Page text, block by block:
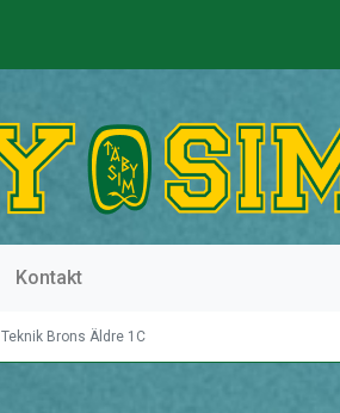
Kontakt
Teknik Brons Äldre 1C